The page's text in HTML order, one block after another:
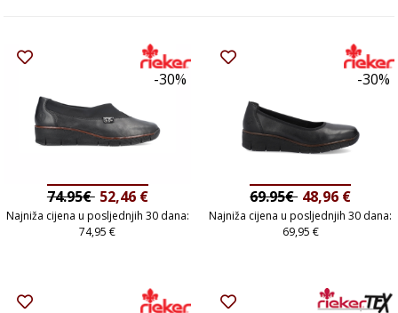
-30%
74.95€ 52,46 €
Najniža cijena u posljednjih 30 dana:
74,95€
-30%
69.95€ 48,96 €
Najniža cijena u posljednjih 30 dana:
69,95 €